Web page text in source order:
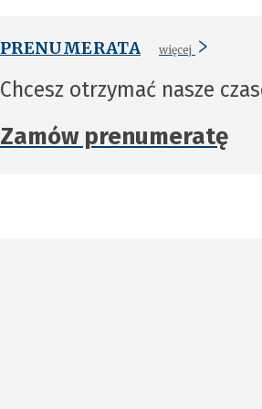
PRENUMERATA więcej
Chcesz otrzymać nasze
Zamów prenumeratę